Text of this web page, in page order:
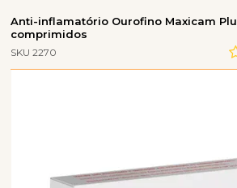
Anti-inflamatório Ourofino Maxicam
comprimidos
SKU 2270